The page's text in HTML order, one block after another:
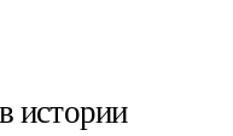
истории